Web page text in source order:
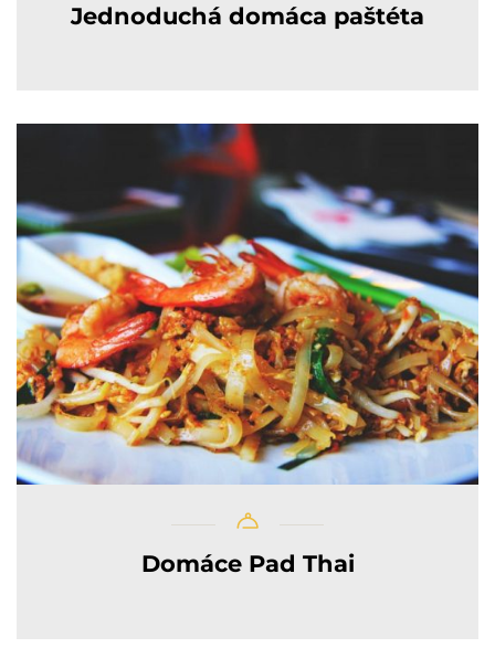
Jednoduchá domáca paštéta
Domáce Pad Thai